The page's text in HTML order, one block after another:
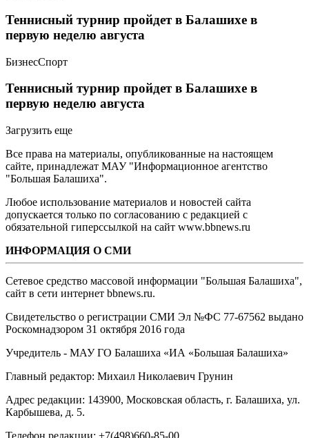
Теннисный турнир пройдет в Балашихе в
первую неделю августа
БизнесСпорт
Теннисный турнир пройдет в Балашихе в
первую неделю августа
Загрузить еще
Все права на материалы, опубликованные на настоящем
сайте, принадлежат МАУ "Информационное агентство
"Большая Балашиха".
Любое использование материалов и новостей сайта
допускается только по согласованию с редакцией с
обязательной гиперссылкой на сайт www.bbnews.ru
ИНФОРМАЦИЯ О СМИ
Сетевое средство массовой информации "Большая Балашиха",
сайт в сети интернет bbnews.ru.
Свидетельство о регистрации СМИ Эл №ФС ‎77-67562 выдано
Роскомнадзором 31 октября 2016 года
Учредитель - МАУ ГО Балашиха «ИА «Большая Балашиха»
Главный редактор: Михаил Николаевич Грунин
Адрес редакции: 143900, Московская область, г. Балашиха, ул.
Карбышева, д. 5.